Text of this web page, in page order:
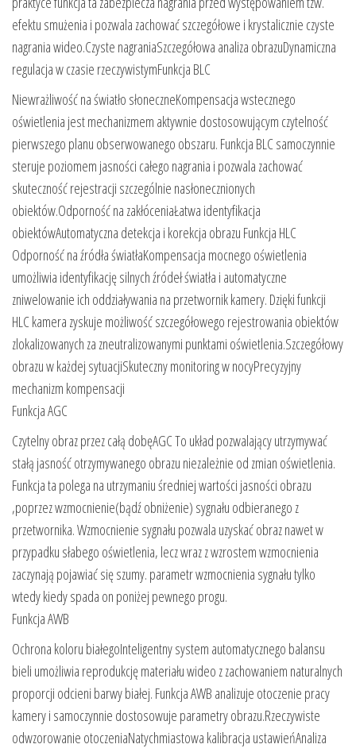
efektu smużenia i pozwala zachować szczegółowe i krystalicznie czyste
nagrania wideo.Czyste nagraniaSzczegółowa analiza obrazuDynamiczna
regulacja w czasie rzeczywistymFunkcja BLC
Niewrażliwość na światło słoneczneKompensacja wstecznego
oświetlenia jest mechanizmem aktywnie dostosowującym czytelność
pierwszego planu obserwowanego obszaru. Funkcja BLC samoczynnie
steruje poziomem jasności całego nagrania i pozwala zachować
skuteczność rejestracji szczególnie nasłonecznionych
obiektów.Odporność na zakłóceniaŁatwa identyfikacja
obiektówAutomatyczna detekcja i korekcja obrazu Funkcja HLC
Odporność na źródła światłaKompensacja mocnego oświetlenia
umożliwia identyfikację silnych źródeł światła i automatyczne
zniwelowanie ich oddziaływania na przetwornik kamery. Dzięki funkcji
HLC kamera zyskuje możliwość szczegółowego rejestrowania obiektów
zlokalizowanych za zneutralizowanymi punktami oświetlenia.Szczegółowy
obrazu w każdej sytuacjiSkuteczny monitoring w nocyPrecyzyjny
mechanizm kompensacji
Funkcja AGC
Czytelny obraz przez całą dobęAGC To układ pozwalający utrzymywać
stałą jasność otrzymywanego obrazu niezależnie od zmian oświetlenia.
Funkcja ta polega na utrzymaniu średniej wartości jasności obrazu
,poprzez wzmocnienie(bądź obniżenie) sygnału odbieranego z
przetwornika. Wzmocnienie sygnału pozwala uzyskać obraz nawet w
przypadku słabego oświetlenia, lecz wraz z wzrostem wzmocnienia
zaczynają pojawiać się szumy. parametr wzmocnienia sygnału tylko
wtedy kiedy spada on poniżej pewnego progu.
Funkcja AWB
Ochrona koloru białegoInteligentny system automatycznego balansu
bieli umożliwia reprodukcję materiału wideo z zachowaniem naturalnych
proporcji odcieni barwy białej. Funkcja AWB analizuje otoczenie pracy
kamery i samoczynnie dostosowuje parametry obrazu.Rzeczywiste
odwzorowanie otoczeniaNatychmiastowa kalibracja ustawieńAnaliza